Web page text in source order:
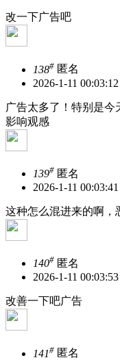
改一下广告吧
138# 匿名
2026-1-11 00:03:12
广告太多了！特别是
影响观感
139# 匿名
2026-1-11 00:03:41
这种怎么混进来的啊，
140# 匿名
2026-1-11 00:03:53
改善一下吧广告
141# 匿名